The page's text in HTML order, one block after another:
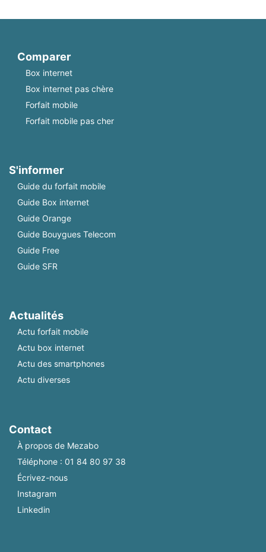
Comparer
Box internet
Box internet pas chère
Forfait mobile
Forfait mobile pas cher
S'informer
Guide du forfait mobile
Guide Box internet
Guide Orange
Guide Bouygues Telecom
Guide Free
Guide SFR
Actualités
Actu forfait mobile
Actu box internet
Actu des smartphones
Actu diverses
Contact
À propos de Mezabo
Téléphone : 01 84 80 97 38
Écrivez-nous
Instagram
Linkedin